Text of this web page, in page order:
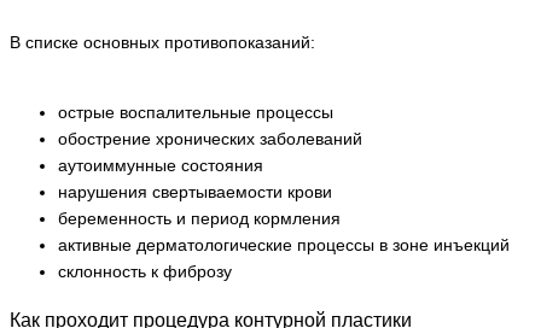
В списке основных противопоказаний:
острые воспалительные процессы
обострение хронических заболеваний
аутоиммунные состояния
нарушения свертываемости крови
беременность и период кормления
активные дерматологические процессы в зоне инъекций
склонность к фиброзу
Как проходит процедура контурной пластики